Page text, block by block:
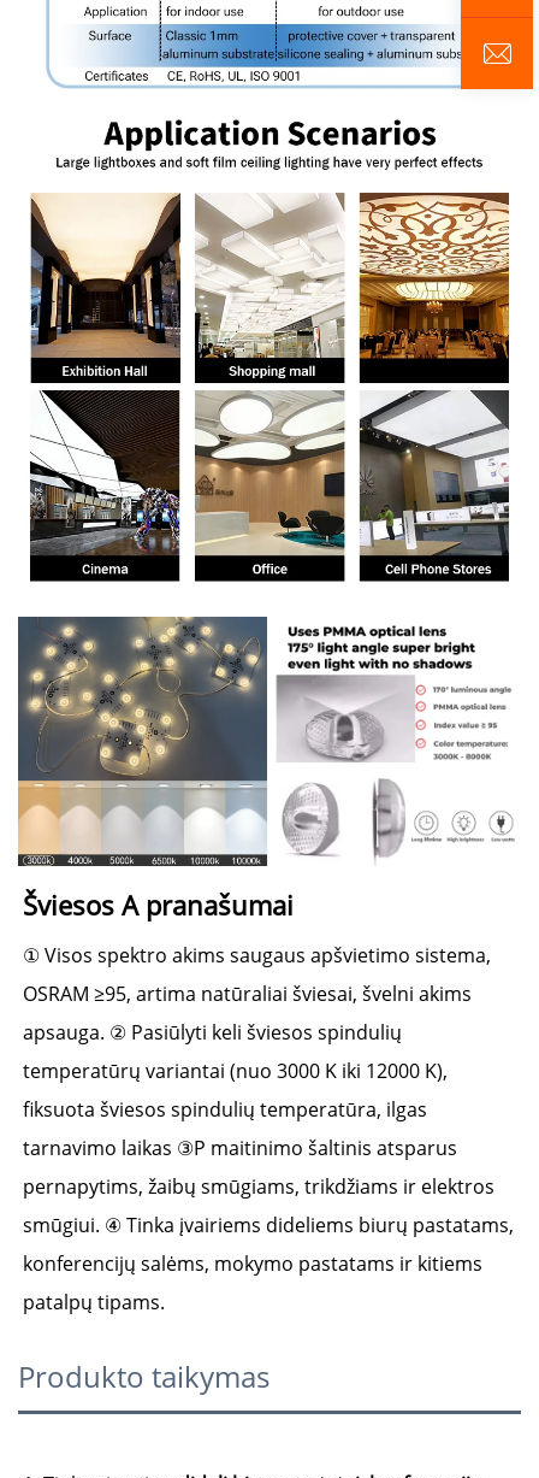
Šviesos A pranašumai
① Visos spektro akims saugaus apšvietimo sistema,
OSRAM ≥95, artima natūraliai šviesai, švelni akims
apsauga. ② Pasiūlyti keli šviesos spindulių
temperatūrų variantai (nuo 3000 K iki 12000 K),
fiksuota šviesos spindulių temperatūra, ilgas
tarnavimo laikas ③P maitinimo šaltinis atsparus
pernapytims, žaibų smūgiams, trikdžiams ir elektros
smūgiui. ④ Tinka įvairiems dideliems biurų pastatams,
konferencijų salėms, mokymo pastatams ir kitiems
patalpų tipams.
Produkto taikymas